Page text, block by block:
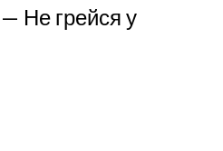
Не грейся у